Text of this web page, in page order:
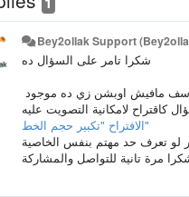
Bey2ollak Support
شكرا تامر على السؤال ده
كاقتراح لامكانية التصويت عليه
الافتراح "تكبير حجم الخط"